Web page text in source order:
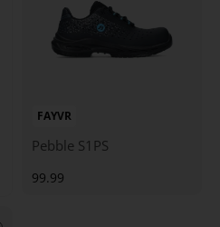
FAYVR
Pebble S1PS
99.99